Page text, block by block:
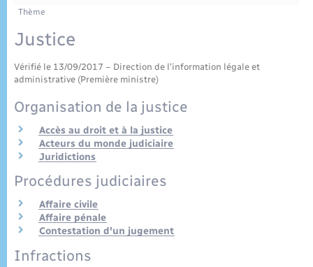
Plan interactif
Publications
Etat-civil - Papiers - Citoyenneté
Mariage – PACS
Parrainage civil
Recensement
Logement - Urbanisme
Nouvel habitant
Numérique
Organisation d’événement
Transports scolaires
Travaux - Autorisation d’occupation de l’espace
Thème
Justice
Vérifié le 13/09/2017 – Direction de l'information légale et
administrative (Première ministre)
Organisation de la justice
Accès au droit et à la justice
Acteurs du monde judiciaire
Juridictions
Procédures judiciaires
Affaire civile
Affaire pénale
Contestation d'un jugement
Infractions